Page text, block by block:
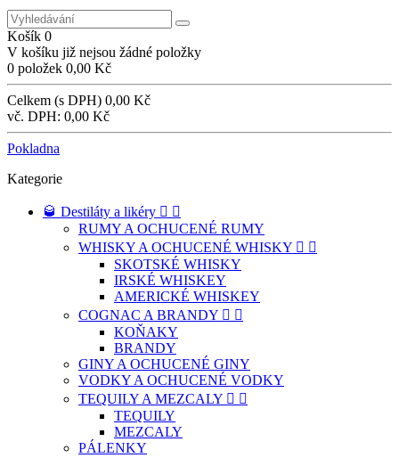
Košík 0
V košíku již nejsou žádné položky
0 položek 0,00 Kč
Celkem (s DPH) 0,00 Kč
vč. DPH: 0,00 Kč
Pokladna
Kategorie
🥃 Destiláty a likéry  
RUMY A OCHUCENÉ RUMY
WHISKY A OCHUCENÉ WHISKY  
SKOTSKÉ WHISKY
IRSKÉ WHISKEY
AMERICKÉ WHISKEY
COGNAC A BRANDY  
KOŇAKY
BRANDY
GINY A OCHUCENÉ GINY
VODKY A OCHUCENÉ VODKY
TEQUILY A MEZCALY  
TEQUILY
MEZCALY
PÁLENKY